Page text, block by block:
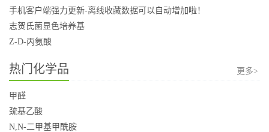
手机客户端强力更新-离线收藏数据可以自动增加啦！
志贺氏菌显色培养基
Z-D-丙氨酸
热门化学品 更多>
甲醛
巯基乙酸
N,N-二甲基甲酰胺